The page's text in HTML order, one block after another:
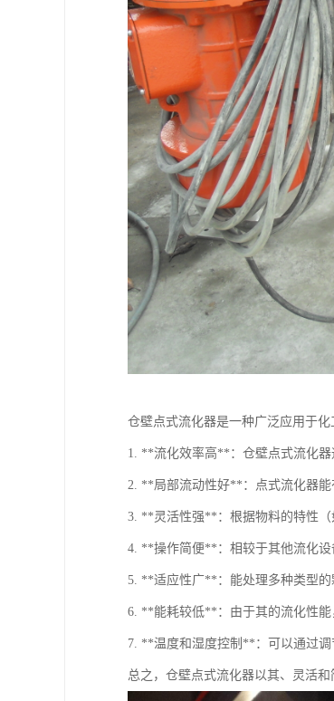
仓壁点式流化器是一种广泛应用于
1. **流化效率高**：仓壁点式流化器
2. **局部流动性好**：点式流化器能
3. **灵活性强**：根据物料的特性（
4. **操作简便**：相较于其他流化设
5. **适应性广**：能处理多种类型的
6. **能耗较低**：由于其的流化性能
7. **温度和湿度控制**：可以通过调
总之，仓壁点式流化器以其、灵活